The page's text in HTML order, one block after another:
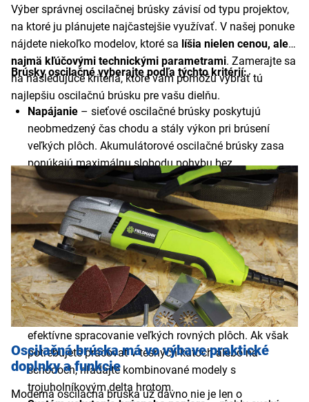
Výber správnej oscilačnej brúsky závisí od typu projektov,
na ktoré ju plánujete najčastejšie využívať. V našej ponuke
nájdete niekoľko modelov, ktoré sa líšia nielen cenou, ale
najmä kľúčovými technickými parametrami. Zamerajte sa
na nasledujúce kritériá, ktoré vám pomôžu vybrať tú
najlepšiu oscilačnú brúsku pre vašu dielňu.
Brúsky oscilačné vyberajte podľa týchto kritérií:
Napájanie – sieťové oscilačné brúsky poskytujú
neobmedzený čas chodu a stály výkon pri brúsení
veľkých plôch. Akumulátorové oscilačné brúsky zasa
ponúkajú maximálnu slobodu pohybu bez
prekážajúcich káblov, ideálnu na rýchle úpravy v teréne.
Príkon a výkon motora– pre bežné domáce hobby
projekty a renováciu nábytku vám úplne postačí zlatý
štandard s príkonom od 200 do 350 W. Oscilačné
brúsky s výkonom nad 350 W sú určené pre náročných
profesionálov na celodennú záťaž a hrubé uberanie
materiálu.
Rozmer a tvar brúsnej dosky– klasický obdĺžnikový
alebo štvorcový tvar je najvhodnejší na rýchle a
efektívne spracovanie veľkých rovných plôch. Ak však
potrebujete pracovať v tesných kútoch alebo na
schodoch, hľadajte kombinované modely s
trojuholníkovým delta hrotom.
Oscilačná brúska má vo výbave praktické
doplnky a funkcie
Moderná oscilačná brúska už dávno nie je len o